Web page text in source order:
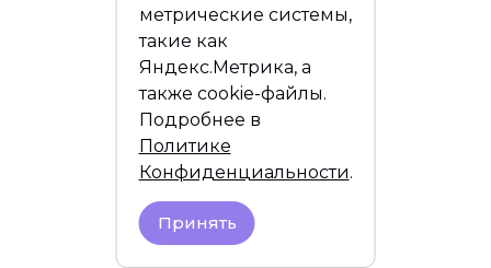
метрические системы,
такие как
Яндекс.Метрика, а
также cookie-файлы.
Подробнее в
Политике
Конфиденциальности.
Принять